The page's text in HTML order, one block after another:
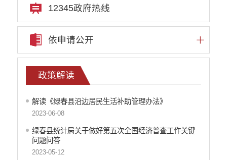
行政处罚和行政强制
行政事业性收费
政府集中采购
重大决策听证事项
重大决策预公开
财政资金直达基层
涉农补贴
12345政府热线
依申请公开
政策解读
解读《绿春县沿边居民生活补助管理办法》
2023-06-08
绿春县统计局关于做好第五次全国经济普查工作关键
问题问答
2023-05-12